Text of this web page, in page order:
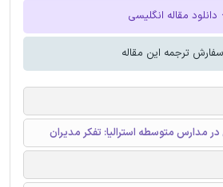
دانلود مقاله انگلیسی
سفارش ترجمه این مقاله
در مدارس متوسطه استرالیا: تفکر مدیران